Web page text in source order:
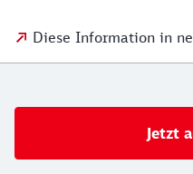
Diese Information in
Jetzt